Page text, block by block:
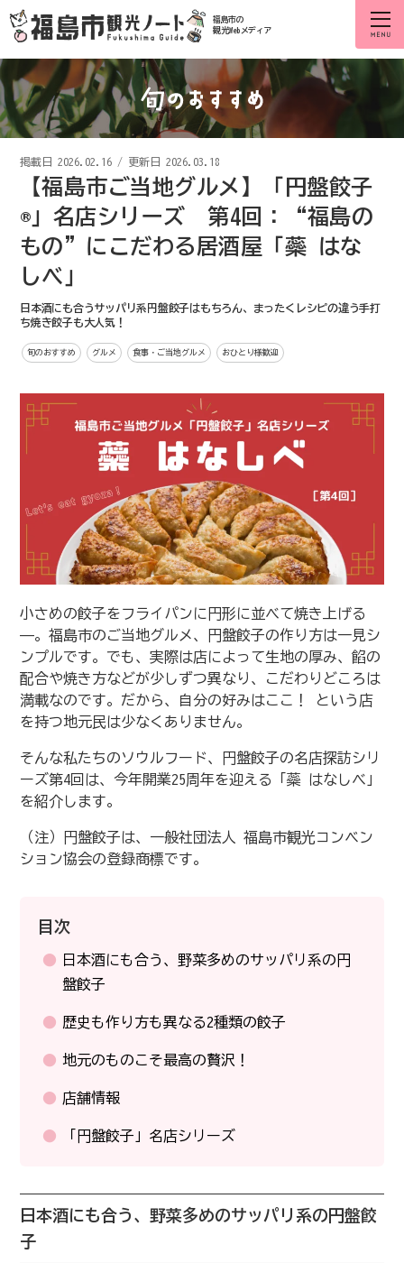
福島市の
観光Webメディア
掲載日 2026.02.16 / 更新日 2026.03.18
【福島市ご当地グルメ】「円盤餃子
®」名店シリーズ 第4回：“福島の
もの”にこだわる居酒屋「蘂 はな
しべ」
日本酒にも合うサッパリ系円盤餃子はもちろん、まったくレシピの違う手打
ち焼き餃子も大人気！
旬のおすすめ グルメ 食事・ご当地グルメ おひとり様歓迎
小さめの餃子をフライパンに円形に並べて焼き上げる
——。福島市のご当地グルメ、円盤餃子の作り方は一見シ
ンプルです。でも、実際は店によって生地の厚み、餡の
配合や焼き方などが少しずつ異なり、こだわりどころは
満載なのです。だから、自分の好みはここ！ という店
を持つ地元民は少なくありません。
そんな私たちのソウルフード、円盤餃子の名店探訪シリ
ーズ第4回は、今年開業25周年を迎える「蘂 はなしべ」
を紹介します。
（注）円盤餃子は、一般社団法人 福島市観光コンベン
ション協会の登録商標です。
目次
日本酒にも合う、野菜多めのサッパリ系の円
盤餃子
歴史も作り方も異なる2種類の餃子
地元のものこそ最高の贅沢！
店舗情報
「円盤餃子」名店シリーズ
日本酒にも合う、野菜多めのサッパリ系の円盤餃
子